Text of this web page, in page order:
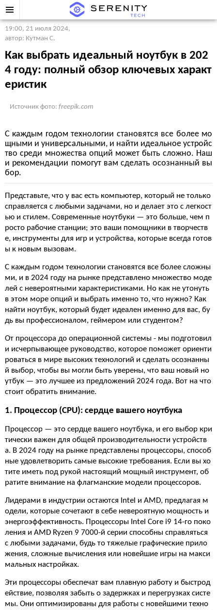
19:00, 21 июля 2024,
автор: Кутман С.
Как выбрать идеальный ноутбук в 202
4 году: полный обзор ключевых характ
еристик
Источник фото: freepik.com
С каждым годом технологии становятся все более мо
щными и универсальными, и найти идеальное устройс
тво среди множества опций может быть сложно. Наш
и рекомендации помогут вам сделать осознанный вы
бор.
Представьте, что у вас есть компьютер, который не только
справляется с любыми задачами, но и делает это с легкост
ью и стилем. Современные ноутбуки — это больше, чем п
росто рабочие станции; это ваши помощники в творчеств
е, инструменты для игр и устройства, которые всегда готов
ы к новым вызовам.
С каждым годом технологии становятся все более сложны
ми, и в 2024 году на рынке представлено множество моде
лей с невероятными характеристиками. Но как не утонуть
в этом море опций и выбрать именно то, что нужно? Как
найти ноутбук, который будет идеален именно для вас, бу
дь вы профессионалом, геймером или студентом?
От процессора до операционной системы - мы подготовил
и исчерпывающее руководство, которое поможет ориенти
роваться в мире высоких технологий и сделать осознанны
й выбор, чтобы вы могли быть уверены, что ваш новый но
утбук — это лучшее из предложений 2024 года. Вот на что
стоит обратить внимание.
1. Процессор (CPU): сердце вашего ноутбука
Процессор — это сердце вашего ноутбука, и его выбор кри
тически важен для общей производительности устройств
а. В 2024 году на рынке представлены процессоры, способ
ные удовлетворить самые высокие требования. Если вы хо
тите иметь под рукой настоящий мощный инструмент, об
ратите внимание на флагманские модели процессоров.
Лидерами в индустрии остаются Intel и AMD, предлагая м
одели, которые сочетают в себе невероятную мощность и
энергоэффективность. Процессоры Intel Core i9 14-го поко
ления и AMD Ryzen 9 7000-й серии способны справляться
с любыми задачами, будь то тяжелые графические прило
жения, сложные вычисления или новейшие игры на макси
мальных настройках.
Эти процессоры обеспечат вам плавную работу и быстрод
ействие, позволяя забыть о задержках и перегрузках систе
мы. Они оптимизированы для работы с новейшими техно